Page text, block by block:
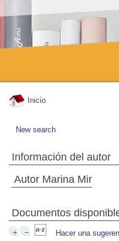
Inicio
New search
Información del autor
Autor Marina Mir
Documentos
Hacer una